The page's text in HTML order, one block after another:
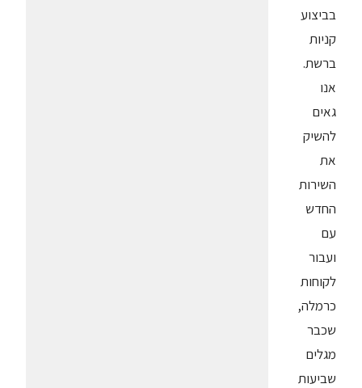
בביצוע
קניות
ברשת.
אנו
גאים
להשיק
את
השירות
החדש
עם
ועבור
לקוחות
כרמלה,
שכבר
מגלים
שביעות